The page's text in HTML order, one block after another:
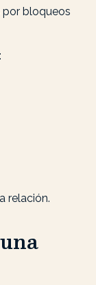
por bloqueos
relación.